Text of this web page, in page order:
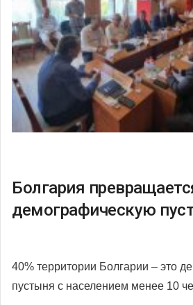
Болгария
демографическую
40% территории Болгарии – это
пустыня с населением менее 10